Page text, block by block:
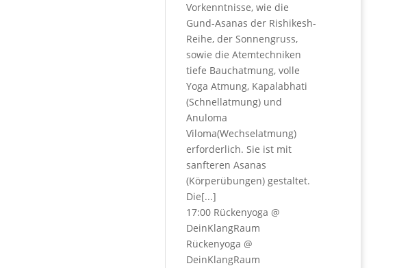
Vorkenntnisse, wie die
Gund-Asanas der Rishikesh-
Reihe, der Sonnengruss,
sowie die Atemtechniken
tiefe Bauchatmung, volle
Yoga Atmung, Kapalabhati
(Schnellatmung) und
Anuloma
Viloma(Wechselatmung)
erforderlich. Sie ist mit
sanfteren Asanas
(Körperübungen) gestaltet.
Die[...]
17:00 Rückenyoga @
DeinKlangRaum
Rückenyoga @
DeinKlangRaum